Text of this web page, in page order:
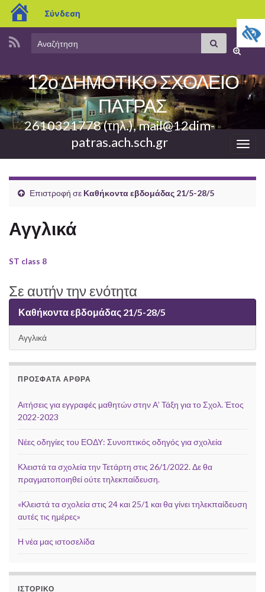
blogs.sch.gr
Σύνδεση
Search
Αναζήτηση
12ο ΔΗΜΟΤΙΚΟ ΣΧΟΛΕΙΟ
ΠΑΤΡΑΣ
2610321778 (τηλ.), mail@12dim-
patras.ach.sch.gr
Επιστροφή σε Καθήκοντα εβδομάδας 21/5-28/5
Αγγλικά
ST class 8
Σε αυτήν την ενότητα
Καθήκοντα εβδομάδας 21/5-28/5
Αγγλικά
ΠΡΌΣΦΑΤΑ ΆΡΘΡΑ
Αιτήσεις για εγγραφές μαθητών στην Α’ Τάξη για το Σχολ. Έτος
2022-2023
Νέες οδηγίες του ΕΟΔΥ: Συνοπτικός οδηγός για σχολεία
Κλειστά τα σχολεία την Τετάρτη στις 26/1/2022. Δε θα
πραγματοποιηθεί ούτε τηλεκπαίδευση.
«Κλειστά τα σχολεία στις 24 και 25/1 και θα γίνει τηλεκπαίδευση
αυτές τις ημέρες»
Η νέα μας ιστοσελίδα
ΙΣΤΟΡΙΚΌ